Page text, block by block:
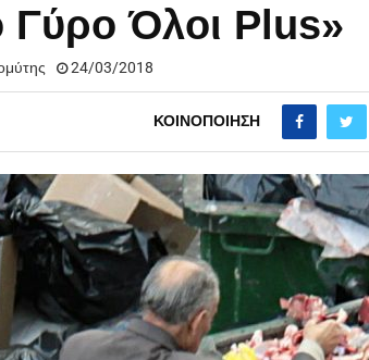
Γύρο Όλοι Plus»
24/03/2018
ΚΟΙΝΟΠΟΊΗΣΗ